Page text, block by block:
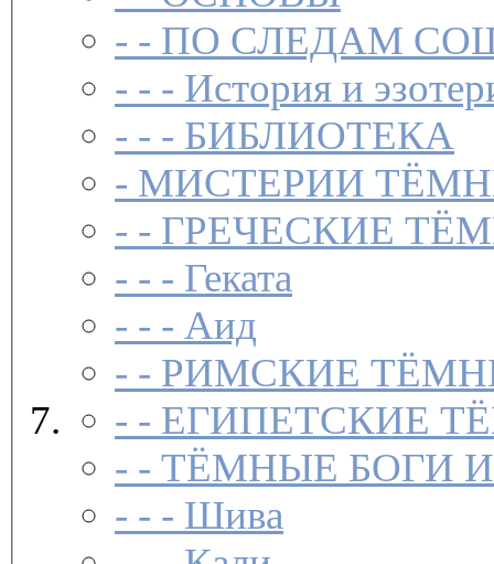
- - ПО СЛЕДАМ
- - - История и
- - - БИБЛИОТЕКА
- МИСТЕРИИ
- - ГРЕЧЕСКИЕ
- - - Геката
- - - Аид
- - РИМСКИЕ
- - ЕГИПЕТСКИЕ
- - ТЁМНЫЕ БОГИ
- - - Шива